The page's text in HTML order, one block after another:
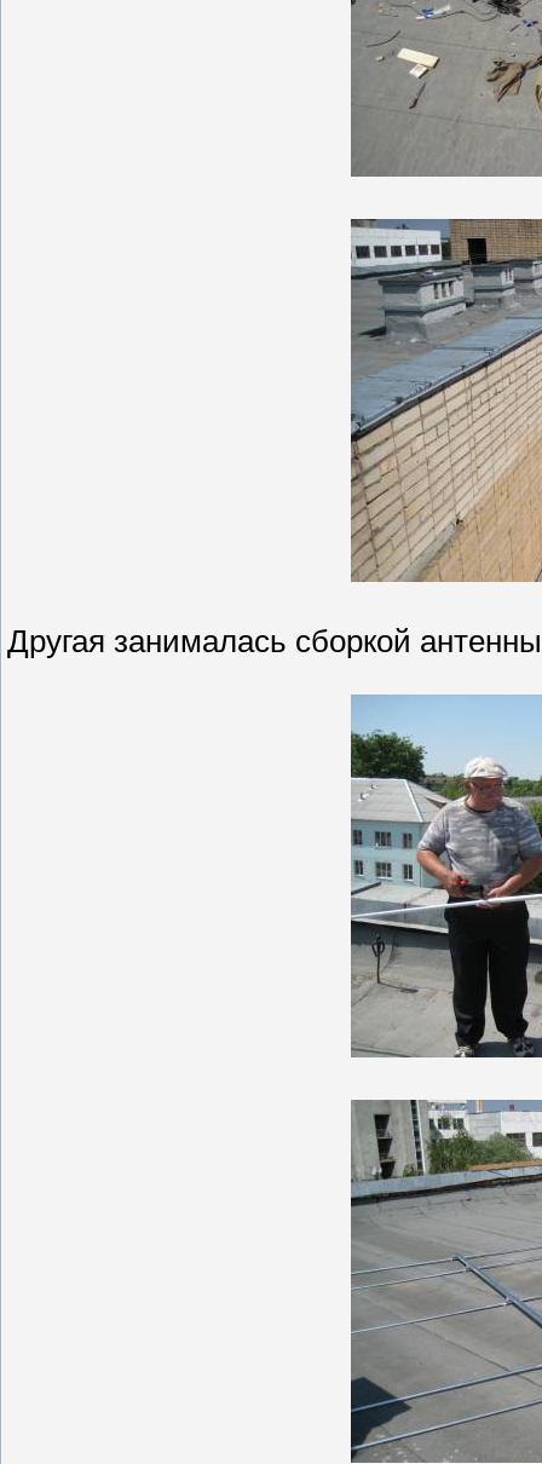
Другая занималась сборкой